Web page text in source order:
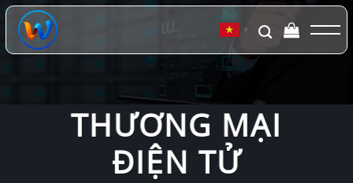
Chuyển
đến
dung
▼
THƯƠNG MẠI
ĐIỆN TỬ